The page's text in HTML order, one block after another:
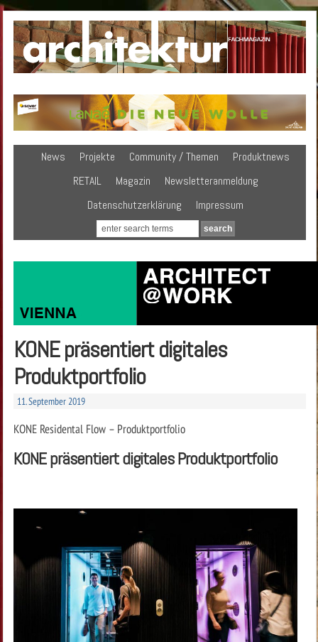
News Projekte Community / Themen
Produktnews
RETAIL
Magazin
Newsletteranmeldung
Datenschutzerklärung
Impressum
KONE präsentiert digitales
Produktportfolio
11. September 2019
KONE Residental Flow – Produktportfolio
KONE präsentiert digitales Produktportfolio